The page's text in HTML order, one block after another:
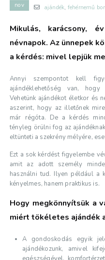
nov ajándék, fehérnemű
Mikulás, karácsony,
névnapok. Az ünnepek
a kérdés: mivel lepjük
Annyi szempontot kell
ajándéklehetőség van,
Vehetünk ajándékot életkor és
aszerint, hogy az illetőnek
már régóta. De a kérdés
tényleg örülni fog az
eltünteti a szekrény mélyére,
Ezt a sok kérdést figyelembe
amit az adott személy
használni tud. Ilyen például a
kényelmes, hanem praktikus is.
Hogy megkönnyítsük a
miért tökéletes ajándék
A gondoskodás egyik
ajándékozunk, amivel